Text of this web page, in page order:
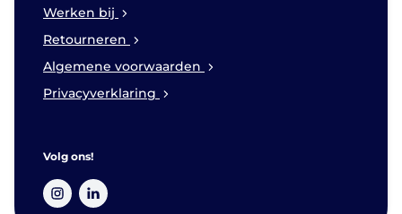
Werken bij
Retourneren
Algemene voorwaarden
Privacyverklaring
Volg ons!